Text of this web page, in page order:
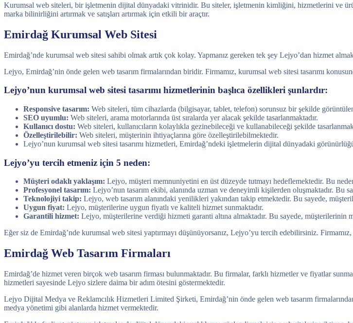
Kurumsal web siteleri, bir işletmenin dijital dünyadaki vitrinidir. Bu siteler, işletmenin kimliğini, hizmetlerini ve
marka bilinirliğini artırmak ve satışları artırmak için etkili bir araçtır.
Emirdağ Kurumsal Web Sitesi
Emirdağ’nde kurumsal web sitesi sahibi olmak artık çok kolay. Yapmanız gereken tek şey Lejyo’dan hizmet
Lejyo, Emirdağ’nin önde gelen web tasarım firmalarından biridir. Firmamız, kurumsal web sitesi tasarımı
Lejyo’nun kurumsal web sitesi tasarımı hizmetlerinin başlıca özellikleri şunlardır:
Responsive tasarım: Web siteleri, tüm cihazlarda (bilgisayar, tablet, telefon) sorunsuz bir şekilde
SEO uyumlu: Web siteleri, arama motorlarında üst sıralarda yer alacak şekilde tasarlanmaktadır.
Kullanıcı dostu: Web siteleri, kullanıcıların kolaylıkla gezinebileceği ve kullanabileceği şekilde
Özelleştirilebilir: Web siteleri, müşterinin ihtiyaçlarına göre özelleştirilebilmektedir.
Lejyo’nun kurumsal web sitesi tasarımı hizmetleri, Emirdağ’ndeki işletmelerin dijital dünyadaki
Lejyo’yu tercih etmeniz için 5 neden:
Müşteri odaklı yaklaşım: Lejyo, müşteri memnuniyetini en üst düzeyde tutmayı hedeflemektedir. Bu
Profesyonel tasarım: Lejyo’nun tasarım ekibi, alanında uzman ve deneyimli kişilerden oluşmaktadır. Bu
Teknolojiyi takip: Lejyo, web tasarım alanındaki yenilikleri yakından takip etmektedir. Bu sayede,
Uygun fiyat: Lejyo, müşterilerine uygun fiyatlı ve kaliteli hizmet sunmaktadır.
Garantili hizmet: Lejyo, müşterilerine verdiği hizmeti garanti altına almaktadır. Bu sayede, müşterilerinin
Eğer siz de Emirdağ’nde kurumsal web sitesi yaptırmayı düşünüyorsanız, Lejyo’yu tercih edebilirsiniz.
Emirdağ Web Tasarım Firmaları
Emirdağ’de hizmet veren birçok web tasarım firması bulunmaktadır. Bu firmalar, farklı hizmetler ve fiyatlar
hizmetleri sayesinde Lejyo sizlere daima bir adım ötesini göstermektedir.
Lejyo Dijital Medya ve Reklamcılık Hizmetleri Limited Şirketi, Emirdağ’nin önde gelen web tasarım
medya yönetimi gibi alanlarda hizmet vermektedir.